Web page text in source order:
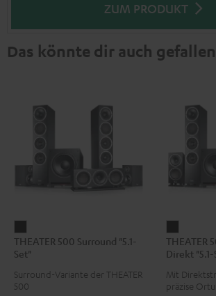
ZUM PRODUKT
Das könnte dir auch gefallen
500
Surround
"5.1-
THEATER 500 Surround "5.1-
Set"
Surround-Variante der THEATER
500
500
Direkt
THEATER
Direkt "5.1-
Mit
präzise